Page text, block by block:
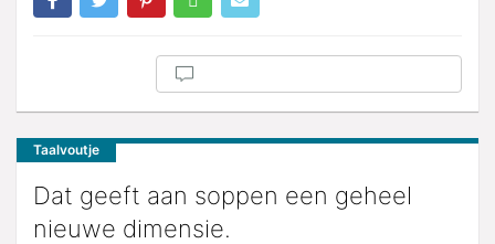
Taalvoutje
Dat geeft aan soppen een geheel
nieuwe dimensie.